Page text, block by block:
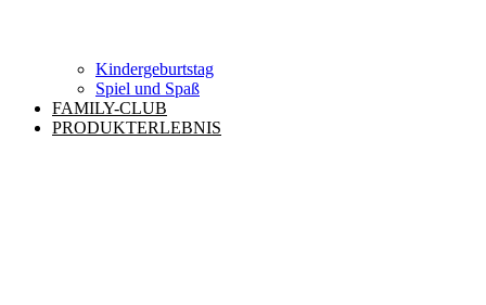
Kindergeburtstag
Spiel und Spaß
FAMILY-CLUB
PRODUKTERLEBNIS